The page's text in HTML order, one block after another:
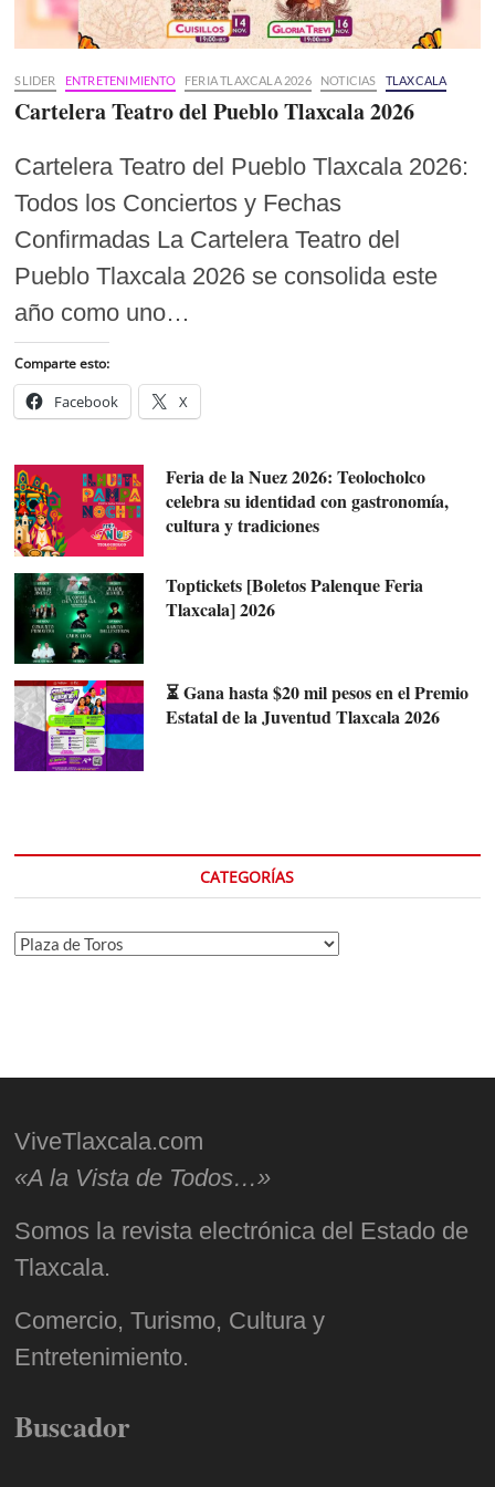
SLIDER ENTRETENIMIENTO FERIA TLAXCALA 2026 NOTICIAS TLAXCALA
Cartelera Teatro del Pueblo Tlaxcala 2026
Cartelera Teatro del Pueblo Tlaxcala 2026:
Todos los Conciertos y Fechas
Confirmadas La Cartelera Teatro del
Pueblo Tlaxcala 2026 se consolida este
año como uno…
Comparte esto:
Facebook X
Feria de la Nuez 2026: Teolocholco
celebra su identidad con gastronomía,
cultura y tradiciones
Toptickets [Boletos Palenque Feria
Tlaxcala] 2026
⏳ Gana hasta $20 mil pesos en el Premio
Estatal de la Juventud Tlaxcala 2026
CATEGORÍAS
Categorías
ViveTlaxcala.com
«A la Vista de Todos…»
Somos la revista electrónica del Estado de
Tlaxcala.
Comercio, Turismo, Cultura y
Entretenimiento.
Buscador